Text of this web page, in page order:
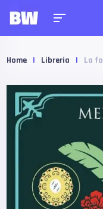
Home | Libreria | La